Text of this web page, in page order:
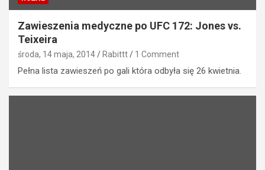
Zawieszenia medyczne po UFC 172: Jones vs.
Teixeira
środa, 14 maja, 2014 Rabittt 1 Comment
Pełna lista zawieszeń po gali która odbyła się 26 kwietnia.